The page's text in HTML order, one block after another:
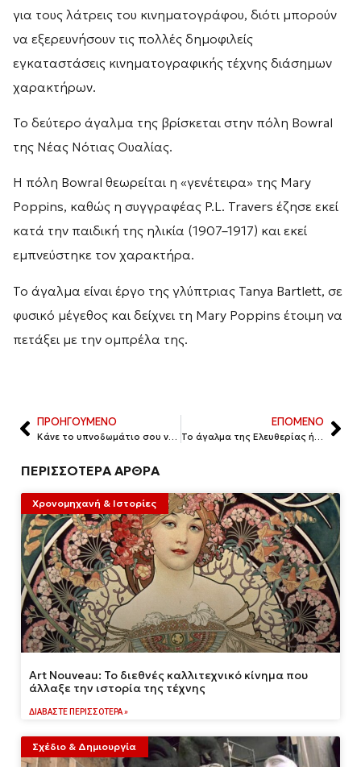
για τους λάτρεις του κινηματογράφου, διότι μπορούν
να εξερευνήσουν τις πολλές δημοφιλείς
εγκαταστάσεις κινηματογραφικής τέχνης διάσημων
χαρακτήρων.
Το δεύτερο άγαλμα της βρίσκεται στην πόλη Bowral
της Νέας Νότιας Ουαλίας.
Η πόλη Bowral θεωρείται η «γενέτειρα» της Mary
Poppins, καθώς η συγγραφέας P.L. Travers έζησε εκεί
κατά την παιδική της ηλικία (1907–1917) και εκεί
εμπνεύστηκε τον χαρακτήρα.
Το άγαλμα είναι έργο της γλύπτριας Tanya Bartlett, σε
φυσικό μέγεθος και δείχνει τη Mary Poppins έτοιμη να
πετάξει με την ομπρέλα της.
ΠΡΟΗΓΟΥΜΕΝΟ ΕΠΟΜΕΝΟ
ΠΕΡΙΣΣΟΤΕΡΑ ΑΡΘΡΑ
Χρονομηχανή & Ιστορίες
Art Nouveau: Το διεθνές καλλιτεχνικό κίνημα που
άλλαξε την ιστορία της τέχνης
ΔΙΑΒΆΣΤΕ ΠΕΡΙΣΣΌΤΕΡΑ »
Σχέδιο & Δημιουργία